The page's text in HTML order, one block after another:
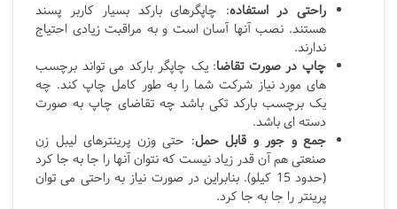
راحتی در استفاده: چاپگرهای بارکد بسیار کاربر پسند
هستند. نصب آنها آسان است و به مراقبت زیادی احتیاج
ندارند.
چاپ در صورت تقاضا: یک چاپگر بارکد می تواند برچسب
های مورد نیاز شرکت شما را به طور کامل چاپ کند. چه
یک برچسب بارکد تکی باشد چه تقاضای چاپ به صورت
دسته ای باشد.
جمع و جور و قابل حمل: حتی وزن پرینترهای لیبل زن
صنعتی هم آن قدر زیاد نیست که نتوان آنها را جا به جا کرد
(حدود 15 کیلو). بنابراین در صورت نیاز به راحتی می توان
پرینتر را جا به جا کرد.